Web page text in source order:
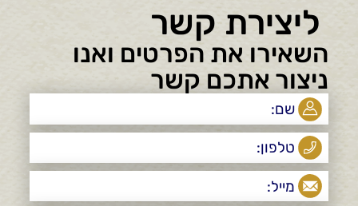
ליצירת קשר
השאירו את הפרטים ואנו
ניצור אתכם קשר